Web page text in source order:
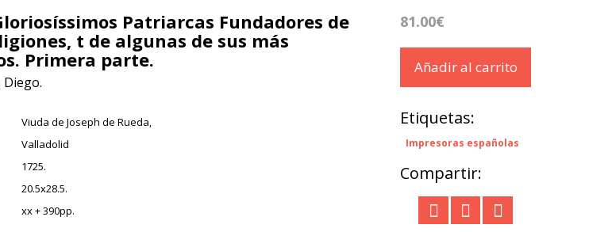
Patriarcas Fundadores de
t de algunas de sus más
Primera parte.
Viuda de Joseph de Rueda,
Valladolid
1725.
20.5x28.5.
xx + 390pp.
81.00€
Añadir al carrito
Etiquetas:
Impresoras españolas
Compartir: